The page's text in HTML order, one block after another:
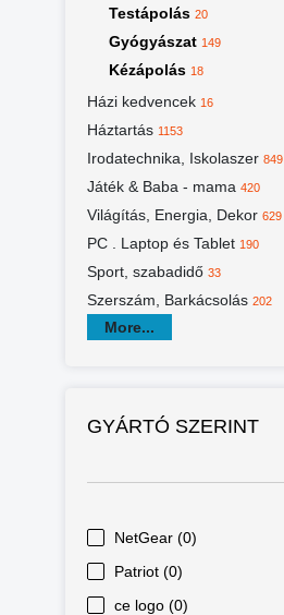
Testápolás 20
Gyógyászat 149
Kézápolás 18
Házi kedvencek 16
Háztartás 1153
Irodatechnika, Iskolaszer 849
Játék & Baba - mama 420
Világítás, Energia, Dekor 629
PC . Laptop és Tablet 190
Sport, szabadidő 33
Szerszám, Barkácsolás 202
More...
GYÁRTÓ SZERINT
NetGear (0)
Patriot (0)
ce logo (0)